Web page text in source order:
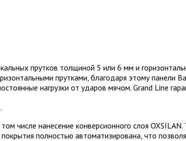
прутков толщиной 5 или 6 мм и
прутками, благодаря этому панели
нагрузки от ударов мячом. Grand Line
числе нанесение конверсионного слоя
полностью автоматизирована, что